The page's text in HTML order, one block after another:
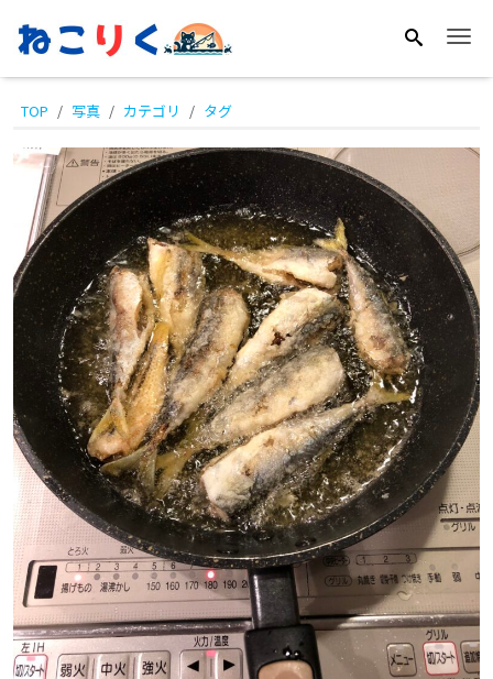
釣
り
の
醍
醐
味
の
一
つ
に
釣
っ
た
魚
を
美
味
TOP 写真 カテゴリ タグ